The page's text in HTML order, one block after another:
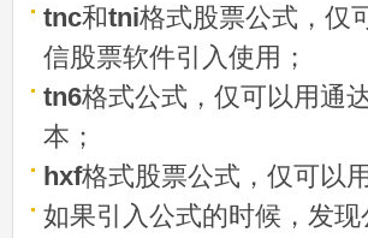
tnc和tni格式股票公式，仅
信股票软件引入使用；
tn6格式公式，仅可以用通
本；
hxf格式股票公式，仅可以
如果引入公式的时候，发